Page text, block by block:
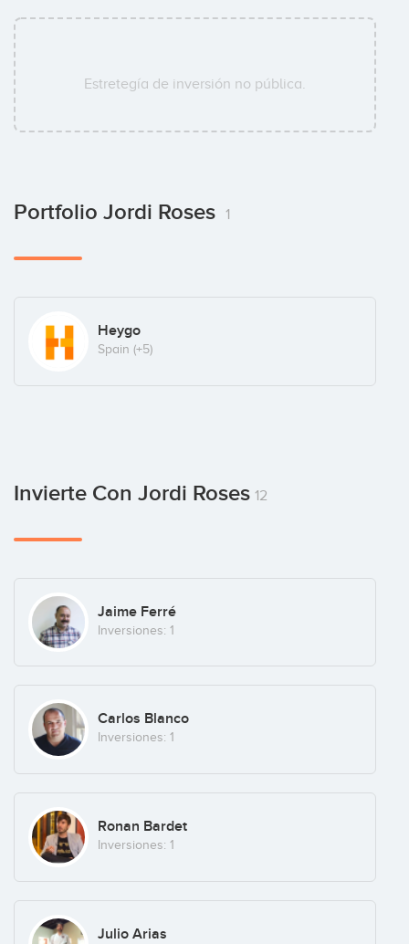
Estretegía de inversión no pública.
Portfolio Jordi Roses 1
Heygo
Spain (+5)
Invierte Con Jordi Roses 12
Jaime Ferré
Inversiones: 1
Carlos Blanco
Inversiones: 1
Ronan Bardet
Inversiones: 1
Julio Arias